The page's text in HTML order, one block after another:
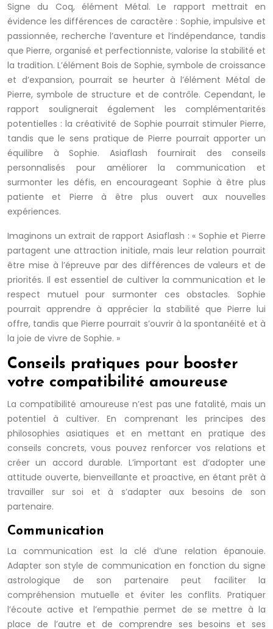
Signe du Coq, élément Métal. Le rapport mettrait en
évidence les différences de caractère : Sophie, impulsive et
passionnée, recherche l’aventure et l’indépendance, tandis
que Pierre, organisé et perfectionniste, valorise la stabilité et
la tradition. L’élément Bois de Sophie, symbole de croissance
et d’expansion, pourrait se heurter à l’élément Métal de
Pierre, symbole de structure et de contrôle. Cependant, le
rapport soulignerait également les complémentarités
potentielles : la créativité de Sophie pourrait stimuler Pierre,
tandis que le sens pratique de Pierre pourrait apporter un
équilibre à Sophie. Asiaflash fournirait des conseils
personnalisés pour améliorer la communication et
surmonter les défis, en encourageant Sophie à être plus
patiente et Pierre à être plus ouvert aux nouvelles
expériences.
Imaginons un extrait de rapport Asiaflash : « Sophie et Pierre
partagent une attraction initiale, mais leur relation pourrait
être mise à l’épreuve par des différences de valeurs et de
priorités. Il est essentiel de cultiver la communication et le
respect mutuel pour surmonter ces obstacles. Sophie
pourrait apprendre à apprécier la stabilité que Pierre lui
offre, tandis que Pierre pourrait s’ouvrir à la spontanéité et à
la joie de vivre de Sophie. »
Conseils pratiques pour booster
votre compatibilité amoureuse
La compatibilité amoureuse n’est pas une fatalité, mais un
potentiel à cultiver. En comprenant les principes des
philosophies asiatiques et en mettant en pratique des
conseils concrets, vous pouvez renforcer vos relations et
créer un accord durable. L’important est d’adopter une
attitude ouverte, bienveillante et proactive, en étant prêt à
travailler sur soi et à s’adapter aux besoins de son
partenaire.
Communication
La communication est la clé d’une relation épanouie.
Adapter son style de communication en fonction du signe
astrologique de son partenaire peut faciliter la
compréhension mutuelle et éviter les conflits. Pratiquer
l’écoute active et l’empathie permet de se mettre à la
place de l’autre et de comprendre ses besoins et ses